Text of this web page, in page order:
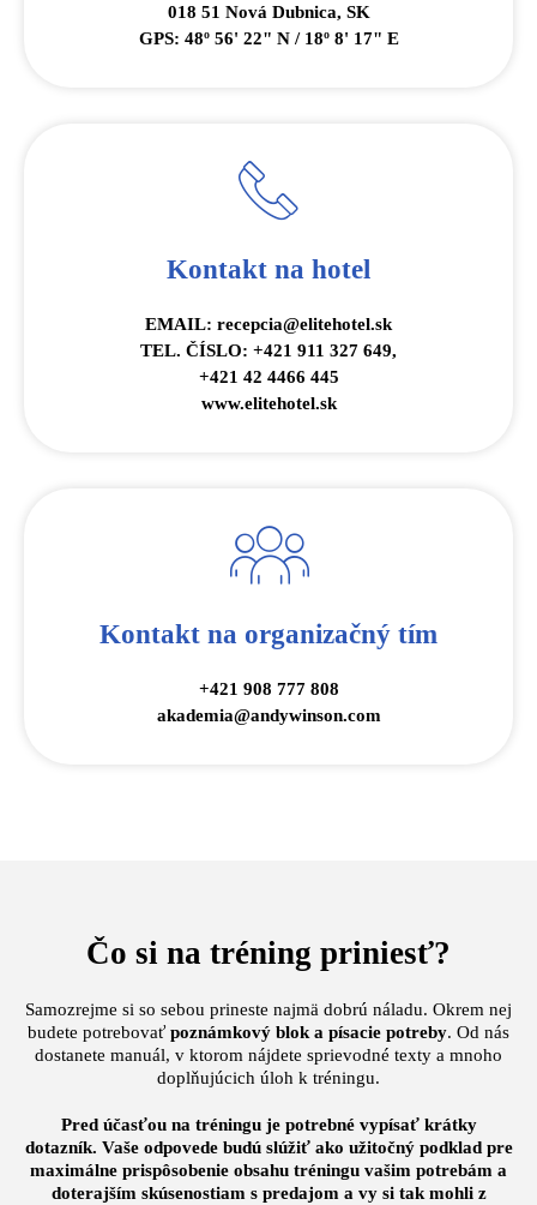
018 51 Nová Dubnica, SK
GPS: 48º 56' 22" N / 18º 8' 17" E
Kontakt na hotel
EMAIL: recepcia@elitehotel.sk
TEL. ČÍSLO: +421 911 327 649,
+421 42 4466 445
www.elitehotel.sk
Kontakt na organizačný tím
+421 908 777 808
akademia@andywinson.com
Čo si na tréning priniesť?
Samozrejme si so sebou prineste najmä dobrú náladu. Okrem nej
budete potrebovať poznámkový blok a písacie potreby. Od nás
dostanete manuál, v ktorom nájdete sprievodné texty a mnoho
doplňujúcich úloh k tréningu.
Pred účasťou na tréningu je potrebné vypísať krátky
dotazník. Vaše odpovede budú slúžiť ako užitočný podklad pre
maximálne prispôsobenie obsahu tréningu vašim potrebám a
doterajším skúsenostiam s predajom a vy si tak mohli z